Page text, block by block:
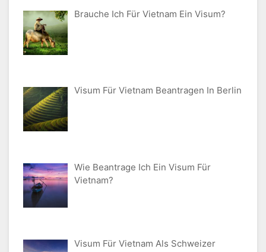
Brauche Ich Für Vietnam Ein Visum?
Visum Für Vietnam Beantragen In Berlin
Wie Beantrage Ich Ein Visum Für
Vietnam?
Visum Für Vietnam Als Schweizer